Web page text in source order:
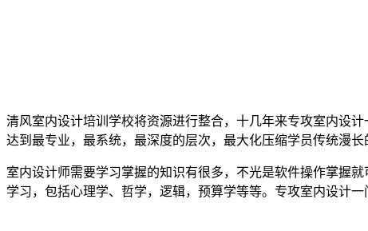
清风室内设计培训学校将资源进行整合，十几年来专攻室内设
达到最专业，最系统，最深度的层次，最大化压缩学员传统漫长
室内设计师需要学习掌握的知识有很多，不光是软件操作掌握
学习，包括心理学、哲学，逻辑，预算学等等。专攻室内设计